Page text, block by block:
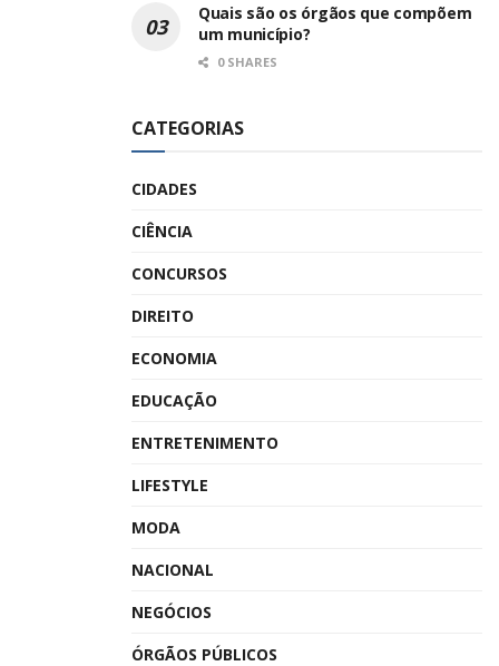
Quais são os órgãos que compõem
um município?
0 SHARES
CATEGORIAS
CIDADES
CIÊNCIA
CONCURSOS
DIREITO
ECONOMIA
EDUCAÇÃO
ENTRETENIMENTO
LIFESTYLE
MODA
NACIONAL
NEGÓCIOS
ÓRGÃOS PÚBLICOS